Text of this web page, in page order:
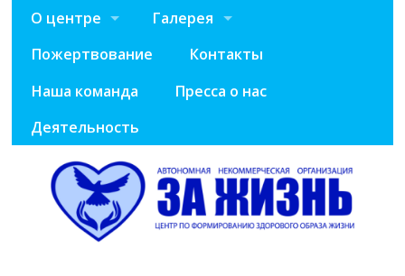
О центре
Галерея
Пожертвование
Контакты
Наша команда
Пресса о нас
Деятельность